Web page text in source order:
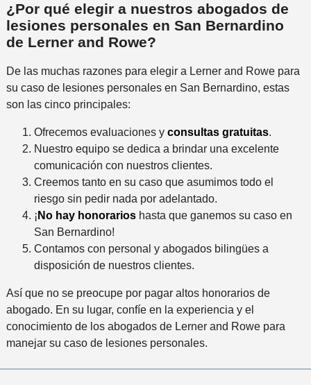
¿Por qué elegir a nuestros abogados de
lesiones personales en San Bernardino
de Lerner and Rowe?
De las muchas razones para elegir a Lerner and Rowe para
su caso de lesiones personales en San Bernardino, estas
son las cinco principales:
Ofrecemos evaluaciones y consultas gratuitas.
Nuestro equipo se dedica a brindar una excelente
comunicación con nuestros clientes.
Creemos tanto en su caso que asumimos todo el
riesgo sin pedir nada por adelantado.
¡ No hay honorarioshasta que ganemos su caso en
San Bernardino!
Contamos con personal y abogados bilingües a
disposición de nuestros clientes.
Así que no se preocupe por pagar altos honorarios de
abogado. En su lugar, confíe en la experiencia y el
conocimiento de los abogados de Lerner and Rowe para
manejar su caso de lesiones personales.